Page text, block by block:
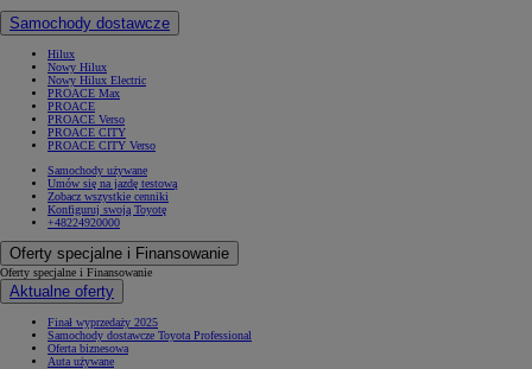
Samochody dostawcze
Hilux
Nowy Hilux
Nowy Hilux Electric
PROACE Max
PROACE
PROACE Verso
PROACE CITY
PROACE CITY Verso
Samochody używane
Umów się na jazdę testową
Zobacz wszystkie cenniki
Konfiguruj swoją Toyotę
+48224920000
Oferty specjalne i Finansowanie
Oferty specjalne i Finansowanie
Aktualne oferty
Finał wyprzedaży 2025
Samochody dostawcze Toyota Professional
Oferta biznesowa
Auta używane